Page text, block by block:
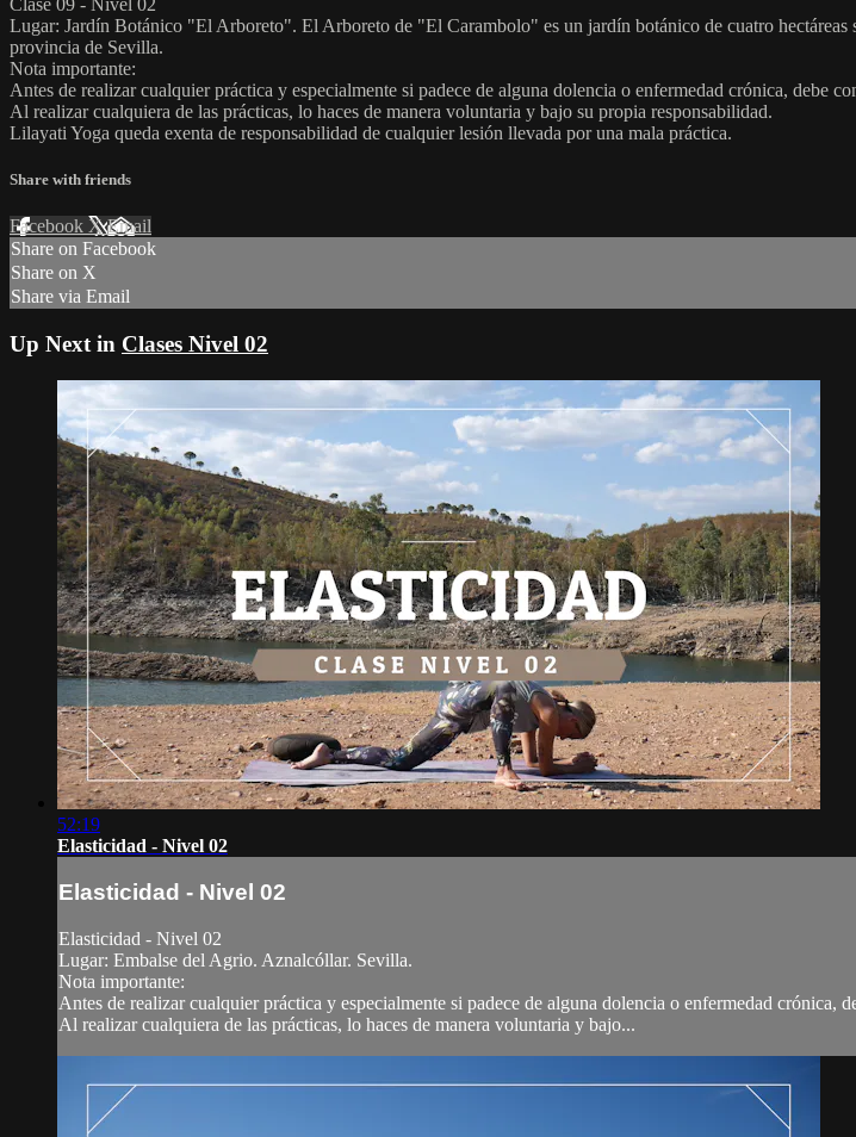
Clase 09 - Nivel 02
Lugar: Jardín Botánico "El Arboreto". El Arboreto de "El Carambolo" es un jardín botánico de cuatro
provincia de Sevilla.
Nota importante:
Antes de realizar cualquier práctica y especialmente si padece de alguna dolencia o enfermedad crónica, debe
Al realizar cualquiera de las prácticas, lo haces de manera voluntaria y bajo su propia responsabilidad.
Lilayati Yoga queda exenta de responsabilidad de cualquier lesión llevada por una mala práctica.
Share with friends
Facebook XEmail
Share on Facebook
Share on X
Share via Email
Up Next in Clases Nivel 02
52:19
Elasticidad - Nivel 02
Elasticidad - Nivel 02
Elasticidad - Nivel 02
Lugar: Embalse del Agrio. Aznalcóllar. Sevilla.
Nota importante:
Antes de realizar cualquier práctica y especialmente si padece de alguna dolencia o enfermedad crónica,
Al realizar cualquiera de las prácticas, lo haces de manera voluntaria y bajo...